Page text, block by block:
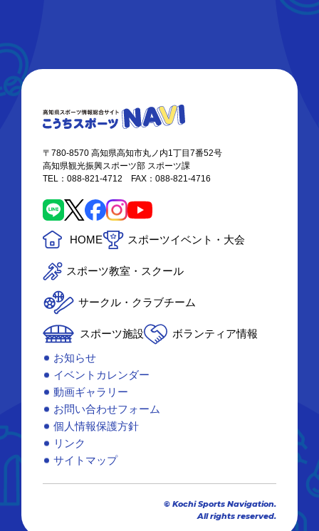
〒780-8570 高知県高知市丸ノ内1丁目7番52号
高知県観光振興スポーツ部 スポーツ課
TEL：088-821-4712 FAX：088-821-4716
HOME スポーツイベント・大会
スポーツ教室・スクール
サークル・クラブチーム
スポーツ施設
ボランティア情報
お知らせ
イベントカレンダー
動画ギャラリー
お問い合わせフォーム
個人情報保護方針
リンク
サイトマップ
© Kochi Sports Navigation.
All rights reserved.